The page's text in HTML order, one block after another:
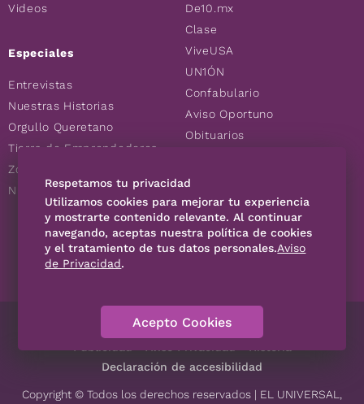
Videos
Especiales
Entrevistas
Nuestras Historias
Orgullo Queretano
Tierra de Emprendedores
Zoociales
Nuevos Queretanos
De10.mx
Clase
ViveUSA
UN1ÓN
Confabulario
Aviso Oportuno
Obituarios
Consultas
SÍGUENOS
Contáctanos Código de Ética
Declaración de accesibilidad
Copyright © Todos los derechos reservados | EL UNIVERSAL,
Respetamos tu privacidad
Utilizamos cookies para mejorar tu experiencia
y mostrarte contenido relevante. Al continuar
navegando, aceptas nuestra política de cookies
y el tratamiento de tus datos personales.Aviso
de Privacidad.
Acepto Cookies